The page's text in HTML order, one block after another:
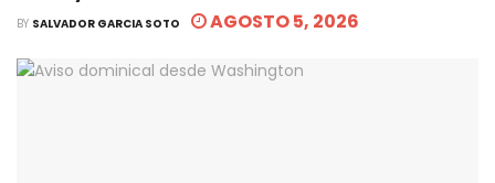
BY SALVADOR GARCIA SOTO AGOSTO 5, 2026